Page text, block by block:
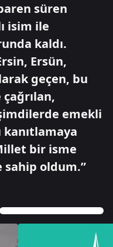
süren
isim ile
kaldı.
Ersün,
geçen, bu
emekli
kanıtlamaya
bir isme
sahip oldum.”